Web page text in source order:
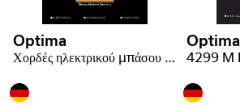
Optima
Χορδές ηλεκτρικού μπάσου Chrome Strings. Round Wound Medium Scale
Optima